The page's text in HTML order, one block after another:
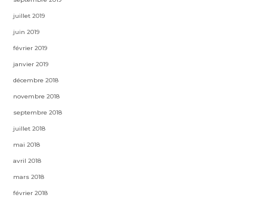
juillet 2019
juin 2019
février 2019
janvier 2019
décembre 2018
novembre 2018
septembre 2018
juillet 2018
mai 2018
avril 2018
mars 2018
février 2018